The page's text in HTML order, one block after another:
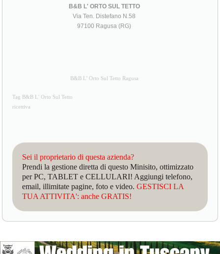
B&B L' ORTO SUL TETTO
Via Ten. Distefano N.58
97100 Ragusa (RG)
B&B L' Orto Sul Tetto Ragusa
Tag B&B L' Orto Sul Tetto
ricettiva
Sei il proprietario di questa azienda?
Prendi la gestione diretta di questo Minisito, ottimizzato
per PC, TABLET e CELLULARI! Aggiungi telefono,
email, illimitate pagine, foto e video.GESTISCI LA
TUA ATTIVITA': anche GRATIS!